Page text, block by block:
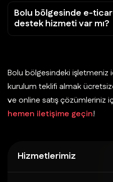
Bolu bölgesinde e-
destek hizmeti var mı?
Bolu bölgesindeki
kurulum teklifi almak
ve online satış çözümleriniz
hemen iletişime geçin!
Hizmetlerimiz